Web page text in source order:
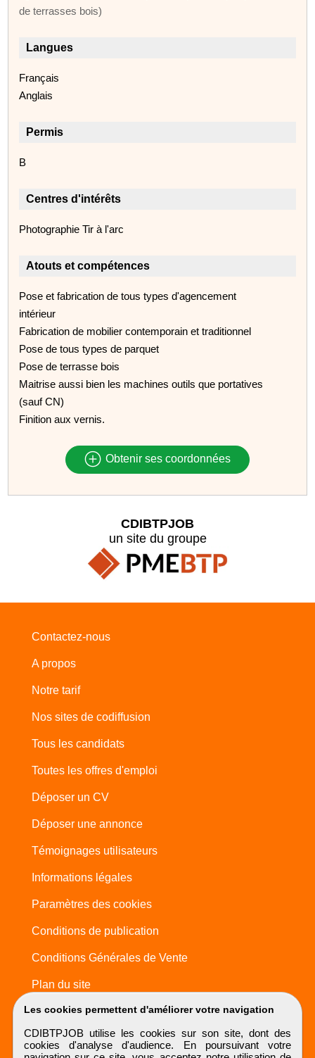
de terrasses bois)
Langues
Français
Anglais
Permis
B
Centres d'intérêts
Photographie Tir à l'arc
Atouts et compétences
­Pose et fabrication de tous types d'agencement
intérieur
Fabrication de mobilier contemporain et traditionnel
Pose de tous types de parquet
Pose de terrasse bois
Maitrise aussi bien les machines outils que portatives
(sauf CN)
Finition aux vernis.
Obtenir ses coordonnées
Les cookies permettent d'améliorer votre navigation
CDIBTPJOB utilise les cookies sur son site, dont des
cookies d'analyse d'audience. En poursuivant votre
CDIBTPJOB
un site du groupe
Contactez-nous
A propos
Notre tarif
Nos sites de codiffusion
Tous les candidats
Toutes les offres d'emploi
Déposer un CV
Déposer une annonce
Témoignages utilisateurs
Informations légales
Paramètres des cookies
Conditions de publication
Conditions Générales de Vente
Plan du site